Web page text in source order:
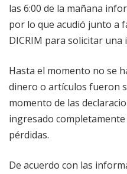
las 6:00 de la mañana
por lo que acudió junto a
DICRIM para solicitar una
Hasta el momento no se
dinero o artículos fueron
momento de las
ingresado
pérdidas.
De acuerdo con las